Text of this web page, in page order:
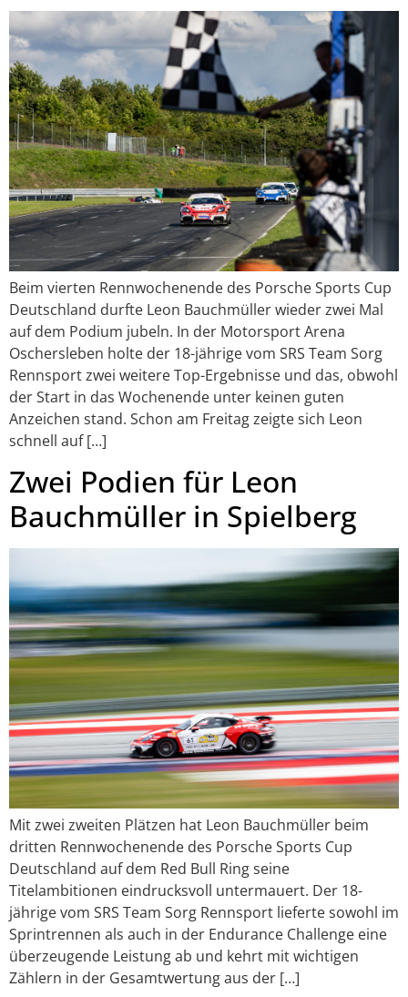
Beim vierten Rennwochenende des Porsche Sports Cup
Deutschland durfte Leon Bauchmüller wieder zwei Mal
auf dem Podium jubeln. In der Motorsport Arena
Oschersleben holte der 18-jährige vom SRS Team Sorg
Rennsport zwei weitere Top-Ergebnisse und das, obwohl
der Start in das Wochenende unter keinen guten
Anzeichen stand. Schon am Freitag zeigte sich Leon
schnell auf […]
Zwei Podien für Leon
Bauchmüller in Spielberg
Mit zwei zweiten Plätzen hat Leon Bauchmüller beim
dritten Rennwochenende des Porsche Sports Cup
Deutschland auf dem Red Bull Ring seine
Titelambitionen eindrucksvoll untermauert. Der 18-
jährige vom SRS Team Sorg Rennsport lieferte sowohl im
Sprintrennen als auch in der Endurance Challenge eine
überzeugende Leistung ab und kehrt mit wichtigen
Zählern in der Gesamtwertung aus der […]